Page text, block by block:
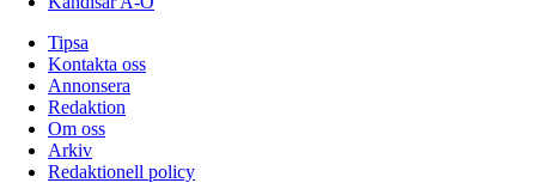
Tipsa
Kontakta oss
Annonsera
Redaktion
Om oss
Arkiv
Redaktionell policy